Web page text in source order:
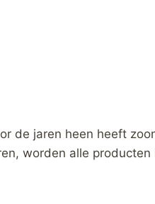
de jaren heen heeft
worden alle